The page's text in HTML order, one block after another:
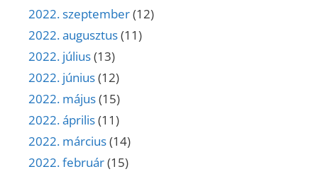
2022. szeptember(12)
2022. augusztus(11)
2022. július(13)
2022. június(12)
2022. május(15)
2022. április(11)
2022. március(14)
2022. február(15)